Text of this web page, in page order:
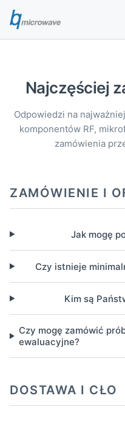
Najczęściej
Odpowiedzi na
komponentów RF,
zamówienia
ZAMÓWIENIE I
Jak mogę
Czy istnieje
Kim są
Czy mogę zamówić
ewaluacyjne?
DOSTAWA I CŁO